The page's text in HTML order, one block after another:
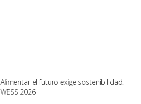
Alimentar el futuro exige sostenibilidad:
WESS 2026